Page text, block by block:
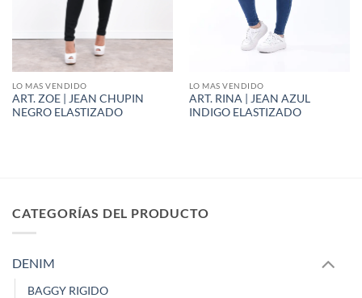
LO MAS VENDIDO
ART. ZOE | JEAN CHUPIN
NEGRO ELASTIZADO
LO MAS VENDIDO
ART. RINA | JEAN AZUL
INDIGO ELASTIZADO
CATEGORÍAS DEL PRODUCTO
DENIM
BAGGY RIGIDO